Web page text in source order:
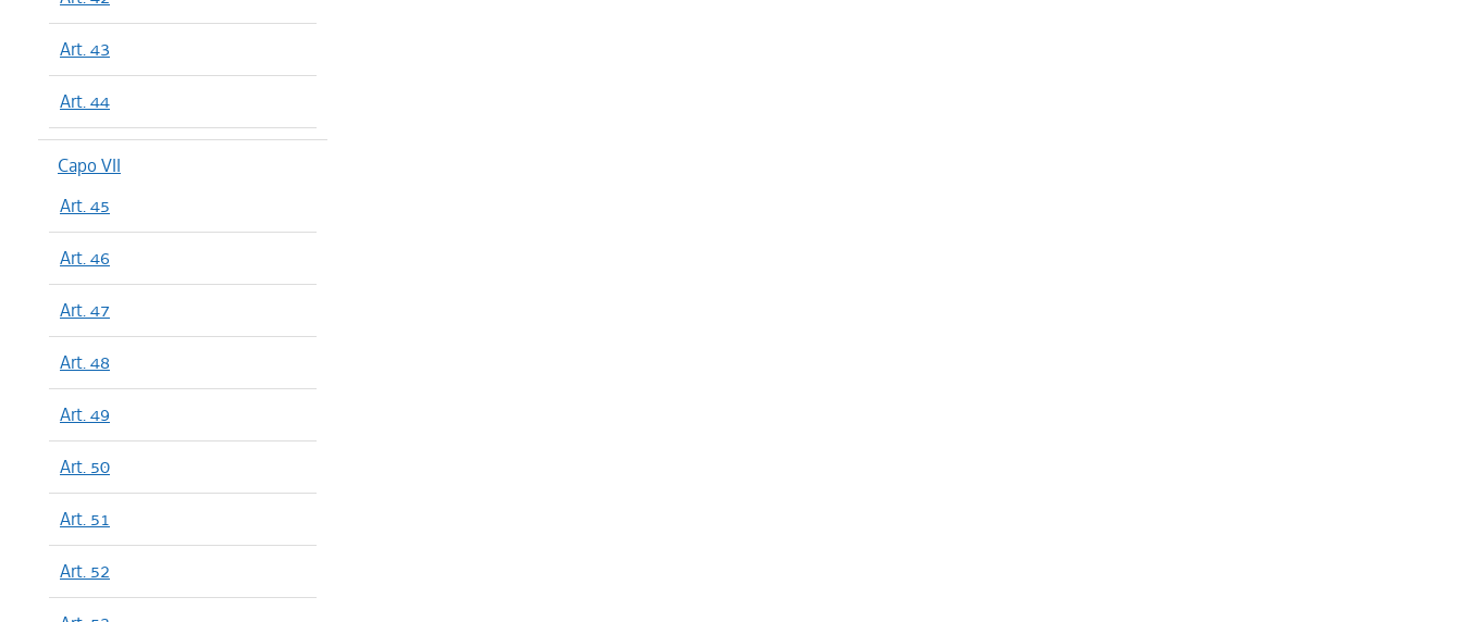
Art. 43
Art. 44
Capo VII
Art. 45
Art. 46
Art. 47
Art. 48
Art. 49
Art. 50
Art. 51
Art. 52